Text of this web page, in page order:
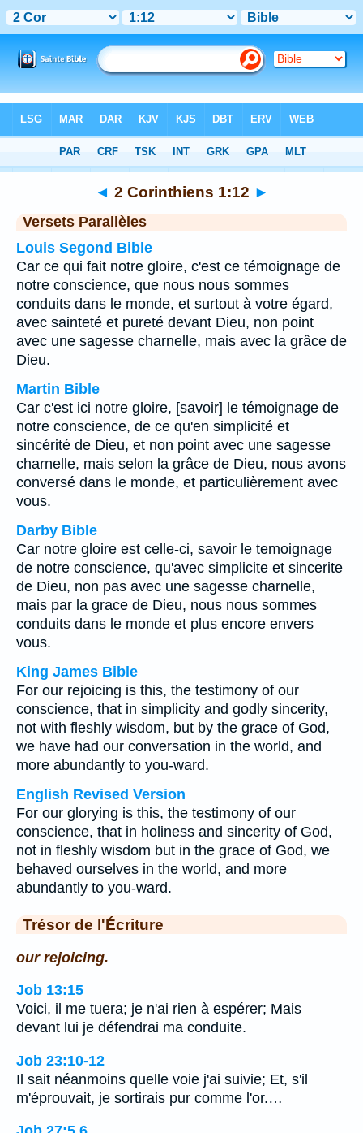
> Chapitre 1 > Verset 12
◄ 2 Corinthiens 1:12 ►
Versets Parallèles
Louis Segond Bible
Car ce qui fait notre gloire, c'est ce témoignage de
notre conscience, que nous nous sommes
conduits dans le monde, et surtout à votre égard,
avec sainteté et pureté devant Dieu, non point
avec une sagesse charnelle, mais avec la grâce de
Dieu.
Martin Bible
Car c'est ici notre gloire, [savoir] le témoignage de
notre conscience, de ce qu'en simplicité et
sincérité de Dieu, et non point avec une sagesse
charnelle, mais selon la grâce de Dieu, nous avons
conversé dans le monde, et particulièrement avec
vous.
Darby Bible
Car notre gloire est celle-ci, savoir le temoignage
de notre conscience, qu'avec simplicite et sincerite
de Dieu, non pas avec une sagesse charnelle,
mais par la grace de Dieu, nous nous sommes
conduits dans le monde et plus encore envers
vous.
King James Bible
For our rejoicing is this, the testimony of our
conscience, that in simplicity and godly sincerity,
not with fleshly wisdom, but by the grace of God,
we have had our conversation in the world, and
more abundantly to you-ward.
English Revised Version
For our glorying is this, the testimony of our
conscience, that in holiness and sincerity of God,
not in fleshly wisdom but in the grace of God, we
behaved ourselves in the world, and more
abundantly to you-ward.
Trésor de l'Écriture
our rejoicing.
Job 13:15
Voici, il me tuera; je n'ai rien à espérer; Mais
devant lui je défendrai ma conduite.
Job 23:10-12
Il sait néanmoins quelle voie j'ai suivie; Et, s'il
m'éprouvait, je sortirais pur comme l'or.…